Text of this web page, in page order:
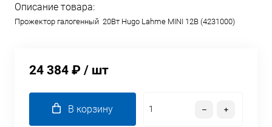
Описание товара:
Прожектор галогенный 20Вт Hugo Lahme MINI 12В (4231000)
24 384 ₽ / шт
В корзину